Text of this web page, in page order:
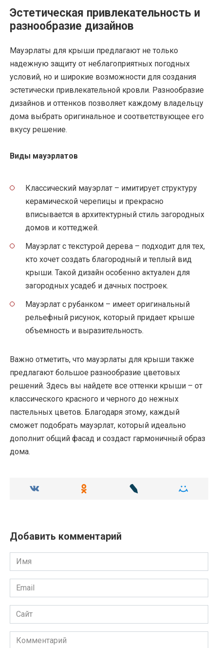
Эстетическая привлекательность и
разнообразие дизайнов
Мауэрлаты для крыши предлагают не только
надежную защиту от неблагоприятных погодных
условий, но и широкие возможности для создания
эстетически привлекательной кровли. Разнообразие
дизайнов и оттенков позволяет каждому владельцу
дома выбрать оригинальное и соответствующее его
вкусу решение.
Виды мауэрлатов
Классический мауэрлат – имитирует структуру
керамической черепицы и прекрасно
вписывается в архитектурный стиль загородных
домов и коттеджей.
Мауэрлат с текстурой дерева – подходит для тех,
кто хочет создать благородный и теплый вид
крыши. Такой дизайн особенно актуален для
загородных усадеб и дачных построек.
Мауэрлат с рубанком – имеет оригинальный
рельефный рисунок, который придает крыше
объемность и выразительность.
Важно отметить, что мауэрлаты для крыши также
предлагают большое разнообразие цветовых
решений. Здесь вы найдете все оттенки крыши – от
классического красного и черного до нежных
пастельных цветов. Благодаря этому, каждый
сможет подобрать мауэрлат, который идеально
дополнит общий фасад и создаст гармоничный образ
дома.
Добавить комментарий
Имя
Email
Сайт
Комментарий